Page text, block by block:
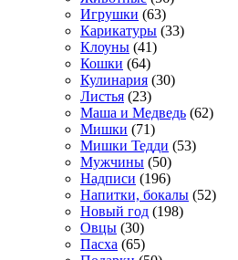
Игрушки (63)
Карикатуры (33)
Клоуны (41)
Кошки (64)
Кулинария (30)
Листья (23)
Маша и Медведь (62)
Мишки (71)
Мишки Тедди (53)
Мужчины (50)
Надписи (196)
Напитки, бокалы (52)
Новый год (198)
Овцы (30)
Пасха (65)